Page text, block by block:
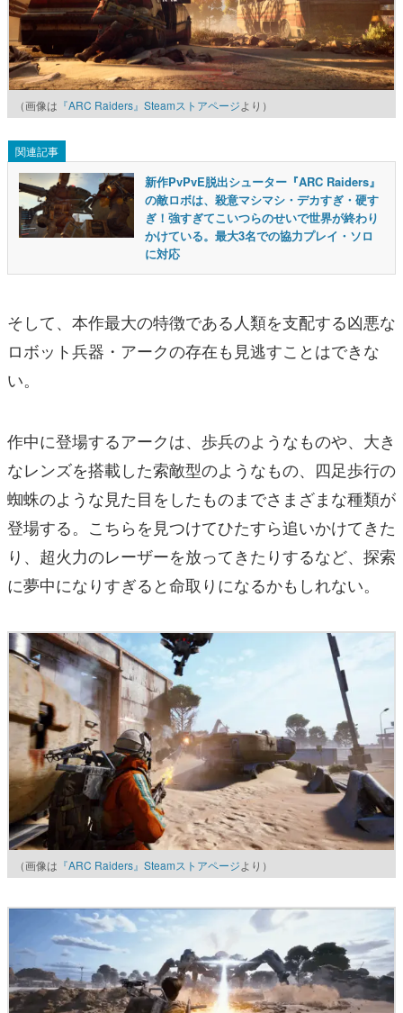
（画像は 『ARC Raiders』Steamストアページより）
関連記事
新作PvPvE脱出シューター『ARC Raiders』
の敵ロボは、殺意マシマシ・デカすぎ・硬す
ぎ！強すぎてこいつらのせいで世界が終わり
かけている。最大3名での協力プレイ・ソロ
に対応
そして、本作最大の特徴である人類を支配する凶悪な
ロボット兵器・アークの存在も見逃すことはできな
い。
作中に登場するアークは、歩兵のようなものや、大き
なレンズを搭載した索敵型のようなもの、四足歩行の
蜘蛛のような見た目をしたものまでさまざまな種類が
登場する。こちらを見つけてひたすら追いかけてきた
り、超火力のレーザーを放ってきたりするなど、探索
に夢中になりすぎると命取りになるかもしれない。
（画像は 『ARC Raiders』Steamストアページより）